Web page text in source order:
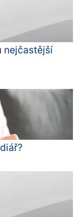
nejčastější